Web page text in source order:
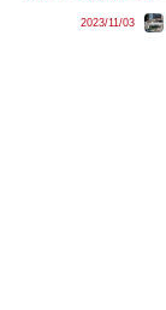
2023/11/03